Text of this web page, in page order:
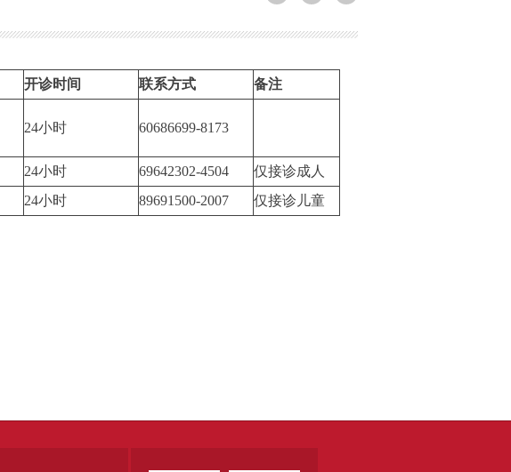
开诊时间 联系方式 备注
24小时 60686699-8173
24小时 69642302-4504
仅接诊成人
24小时 89691500-2007 仅接诊儿童